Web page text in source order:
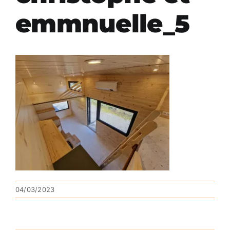
emmnuelle_5
04/03/2023